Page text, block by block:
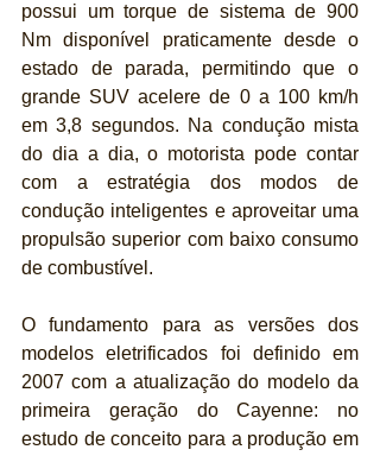
possui um torque de sistema de 900
Nm disponível praticamente desde o
estado de parada, permitindo que o
grande SUV acelere de 0 a 100 km/h
em 3,8 segundos. Na condução mista
do dia a dia, o motorista pode contar
com a estratégia dos modos de
condução inteligentes e aproveitar uma
propulsão superior com baixo consumo
de combustível.
O fundamento para as versões dos
modelos eletrificados foi definido em
2007 com a atualização do modelo da
primeira geração do Cayenne: no
estudo de conceito para a produção em